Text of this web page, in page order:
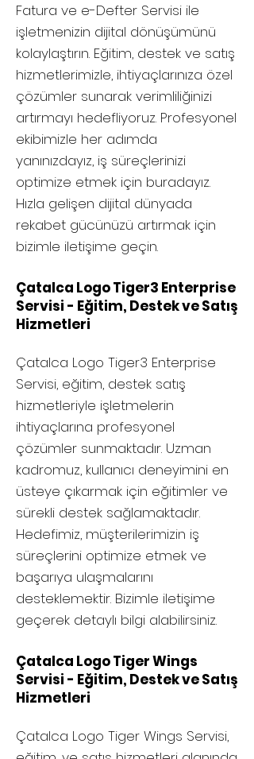
Fatura ve e-Defter Servisi ile
işletmenizin dijital dönüşümünü
kolaylaştırın. Eğitim, destek ve satış
hizmetlerimizle, ihtiyaçlarınıza özel
çözümler sunarak verimliliğinizi
artırmayı hedefliyoruz. Profesyonel
ekibimizle her adımda
yanınızdayız, iş süreçlerinizi
optimize etmek için buradayız.
Hızla gelişen dijital dünyada
rekabet gücünüzü artırmak için
bizimle iletişime geçin.
Çatalca Logo Tiger3 Enterprise
Servisi - Eğitim, Destek ve Satış
Hizmetleri
Çatalca Logo Tiger3 Enterprise
Servisi, eğitim, destek satış
hizmetleriyle işletmelerin
ihtiyaçlarına profesyonel
çözümler sunmaktadır. Uzman
kadromuz, kullanıcı deneyimini en
üsteye çıkarmak için eğitimler ve
sürekli destek sağlamaktadır.
Hedefimiz, müşterilerimizin iş
süreçlerini optimize etmek ve
başarıya ulaşmalarını
desteklemektir. Bizimle iletişime
geçerek detaylı bilgi alabilirsiniz.
Çatalca Logo Tiger Wings
Servisi - Eğitim, Destek ve Satış
Hizmetleri
Çatalca Logo Tiger Wings Servisi,